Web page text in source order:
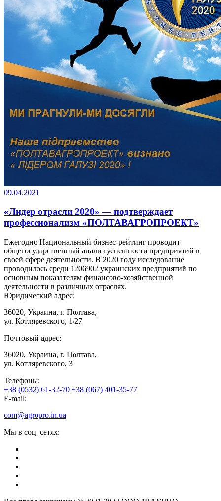
09.04.2021
«Лидер отрасли 2020» — подтверждает
профессионализм «ПОЛТАВАГРОПРОЕКТ»
Ежегодно Национальный бизнес-рейтинг проводит
общегосударственный анализ успешности предприятий в
своей сфере деятельности. В 2020 году исследование
проводилось среди 1206902 украинских предприятий по
основным показателям финансово-хозяйственной
деятельности в различных отраслях.
Юридический адрес:
36020, Украина, г. Полтава,
ул. Котляревского, 1/27
Почтовый адрес:
36020, Украина, г. Полтава,
ул. Котляревского, 3
Телефоны:
+38 (0532) 61-32-70 +38 (067) 401-35-77
E-mail:
com@agropro.in.ua
Мы в соц. сетях: